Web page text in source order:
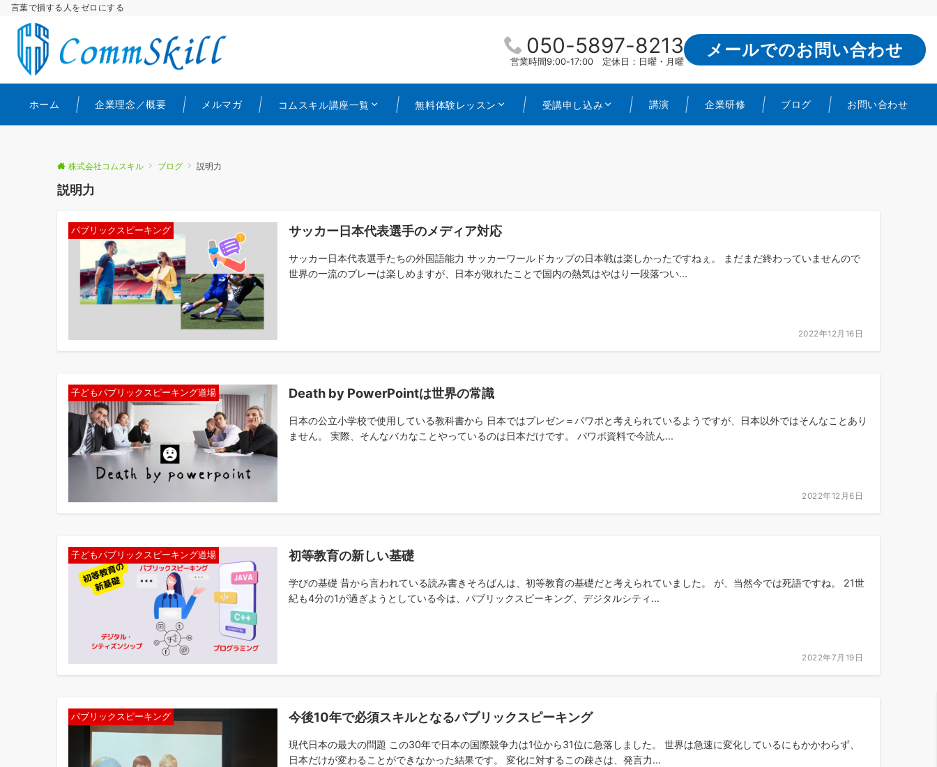
言葉で損する人をゼロにする
050-5897-8213
営業時間9:00-17:00 定休日：日曜・月曜
メールでのお問い合わせ
ホーム 企業理念／概要 メルマガ コムスキル講座一覧 無料体験レッスン 受講申し込み 講演 企業研修 ブログ お問い合わせ
株式会社コムスキル ブログ 説明力
説明力
パブリックスピーキング サッカー日本代表選手のメディア対応
サッカー日本代表選手たちの外国語能力 サッカーワールドカップの日本戦は楽しかったですねぇ。 まだまだ終わっていませんので
世界の一流のプレーは楽しめますが、日本が敗れたことで国内の熱気はやはり一段落つい...
2022年12月16日
子どもパブリックスピーキング道場 Death by PowerPointは世界の常識
日本の公立小学校で使用している教科書から 日本ではプレゼン＝パワポと考えられているようですが、日本以外ではそんなことあり
ません。 実際、そんなバカなことやっているのは日本だけです。 パワポ資料で今読ん...
2022年12月6日
子どもパブリックスピーキング道場 初等教育の新しい基礎
学びの基礎 昔から言われている読み書きそろばんは、初等教育の基礎だと考えられていました。 が、当然今では死語ですね。 21世
紀も4分の1が過ぎようとしている今は、パブリックスピーキング、デジタルシティ...
2022年7月19日
パブリックスピーキング 今後10年で必須スキルとなるパブリックスピーキング
現代日本の最大の問題 この30年で日本の国際競争力は1位から31位に急落しました。 世界は急速に変化しているにもかかわらず、
日本だけが変わることができなかった結果です。 変化に対するこの疎さは、発言力...